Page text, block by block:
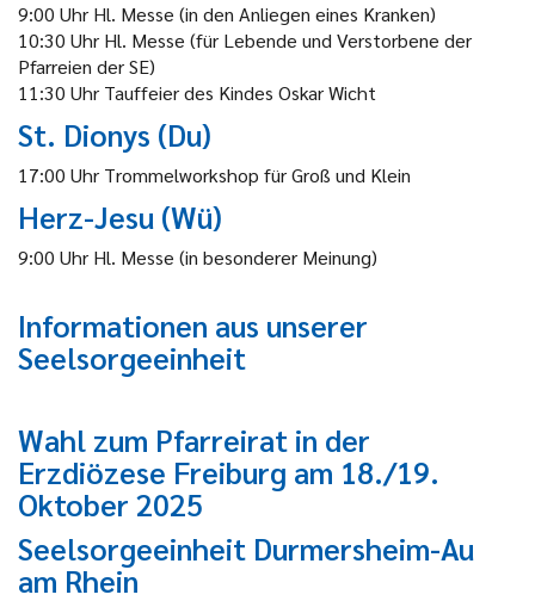
9:00 Uhr Hl. Messe (in den Anliegen eines Kranken)
10:30 Uhr Hl. Messe (für Lebende und Verstorbene der
Pfarreien der SE)
11:30 Uhr Tauffeier des Kindes Oskar Wicht
St. Dionys (Du)
17:00 Uhr Trommelworkshop für Groß und Klein
Herz-Jesu (Wü)
9:00 Uhr Hl. Messe (in besonderer Meinung)
Informationen aus unserer
Seelsorgeeinheit
Wahl zum Pfarreirat in der
Erzdiözese Freiburg am 18./19.
Oktober 2025
Seelsorgeeinheit Durmersheim-Au
am Rhein